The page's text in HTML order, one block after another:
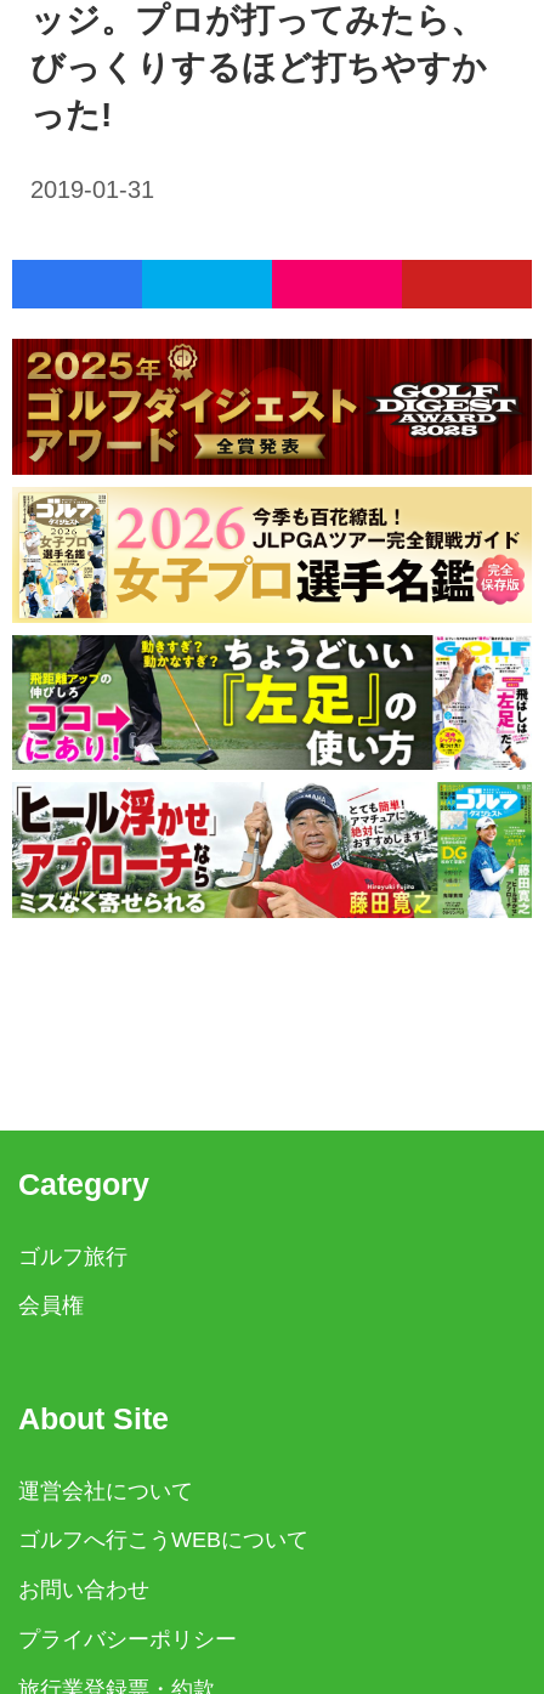
ッジ。プロが打ってみたら、
びっくりするほど打ちやすか
った!
Category
ゴルフ旅行
会員権
About Site
運営会社について
ゴルフへ行こうWEBについて
お問い合わせ
プライバシーポリシー
旅行業登録票・約款